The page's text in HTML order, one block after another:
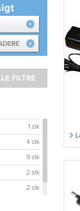
1 stk
4 stk
9 stk
2 stk
2 stk